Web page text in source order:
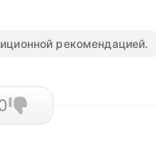
рекомендацией.